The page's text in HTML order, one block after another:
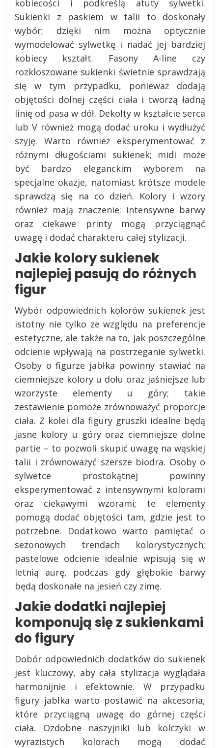
kobiecości i podkreślą atuty sylwetki.
Sukienki z paskiem w talii to doskonały
wybór; dzięki nim można optycznie
wymodelować sylwetkę i nadać jej bardziej
kobiecy kształt. Fasony A-line czy
rozkloszowane sukienki świetnie sprawdzają
się w tym przypadku, ponieważ dodają
objętości dolnej części ciała i tworzą ładną
linię od pasa w dół. Dekolty w kształcie serca
lub V również mogą dodać uroku i wydłużyć
szyję. Warto również eksperymentować z
różnymi długościami sukienek; midi może
być bardzo eleganckim wyborem na
specjalne okazje, natomiast krótsze modele
sprawdzą się na co dzień. Kolory i wzory
również mają znaczenie; intensywne barwy
oraz ciekawe printy mogą przyciągnąć
uwagę i dodać charakteru całej stylizacji.
Jakie kolory sukienek
najlepiej pasują do różnych
figur
Wybór odpowiednich kolorów sukienek jest
istotny nie tylko ze względu na preferencje
estetyczne, ale także na to, jak poszczególne
odcienie wpływają na postrzeganie sylwetki.
Osoby o figurze jabłka powinny stawiać na
ciemniejsze kolory u dołu oraz jaśniejsze lub
wzorzyste elementy u góry; takie
zestawienie pomoże zrównoważyć proporcje
ciała. Z kolei dla figury gruszki idealne będą
jasne kolory u góry oraz ciemniejsze dolne
partie – to pozwoli skupić uwagę na wąskiej
talii i zrównoważyć szersze biodra. Osoby o
sylwetce prostokątnej powinny
eksperymentować z intensywnymi kolorami
oraz ciekawymi wzorami; te elementy
pomogą dodać objętości tam, gdzie jest to
potrzebne. Dodatkowo warto pamiętać o
sezonowych trendach kolorystycznych;
pastelowe odcienie idealnie wpisują się w
letnią aurę, podczas gdy głębokie barwy
będą doskonałe na jesień czy zimę.
Jakie dodatki najlepiej
komponują się z sukienkami
do figury
Dobór odpowiednich dodatków do sukienek
jest kluczowy, aby cała stylizacja wyglądała
harmonijnie i efektownie. W przypadku
figury jabłka warto postawić na akcesoria,
które przyciągną uwagę do górnej części
ciała. Ozdobne naszyjniki lub kolczyki w
wyrazistych kolorach mogą dodać